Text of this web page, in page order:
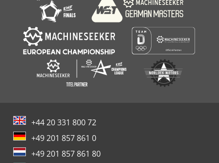
Za 3000
+44 20 331 800 72
+49 201 857 861 0
+49 201 857 861 80